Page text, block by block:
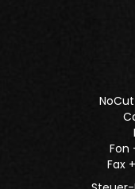
Fon
Fax